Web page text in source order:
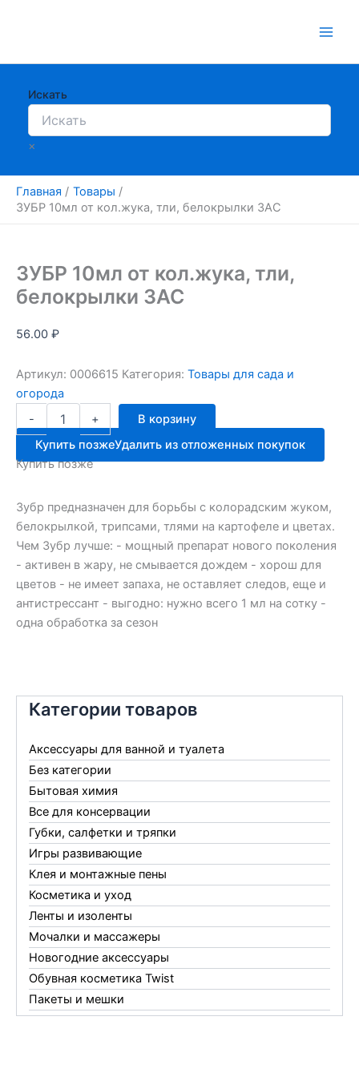
Искать
×
Главная
Товары
ЗУБР 10мл от кол.жука, тли, белокрылки ЗАС
Категории товаров
Аксессуары для ванной и туалета
Без категории
Бытовая химия
Все для консервации
Губки, салфетки и тряпки
Игры развивающие
Клея и монтажные пены
Косметика и уход
Ленты и изоленты
Мочалки и массажеры
Новогодние аксессуары
Обувная косметика Twist
Пакеты и мешки
Перчатки
ЗУБР 10мл от кол.жука, тли,
белокрылки ЗАС
56.00 ₽
Артикул: 0006615 Категория: Товары для сада и
огорода
-
Количество
товара
ЗУБР
10мл
от
тли,
белокрылки
ЗАС
+
В корзину
Купить позжеУдалить из отложенных покупок
Купить позже
Зубр предназначен для борьбы с колорадским жуком,
белокрылкой, трипсами, тлями на картофеле и цветах.
Чем Зубр лучше: - мощный препарат нового поколения
- активен в жару, не смывается дождем - хорош для
цветов - не имеет запаха, не оставляет следов, еще и
антистрессант - выгодно: нужно всего 1 мл на сотку -
одна обработка за сезон